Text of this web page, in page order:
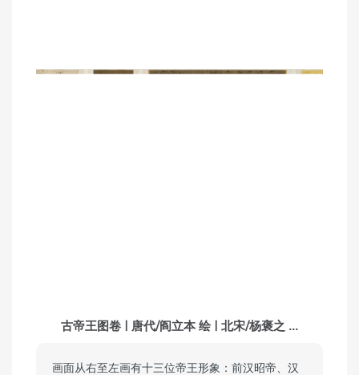
古帝王图卷 | 唐代/阎立本 绘 | 北宋/杨褒之 ...
画面从右至左画有十三位帝王形象：前汉昭帝、汉